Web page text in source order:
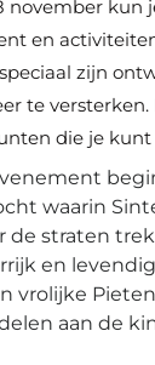
november kun
en
zijn
te versterken.
die je kunt
waarin
de straten
en
vrolijke
aan de